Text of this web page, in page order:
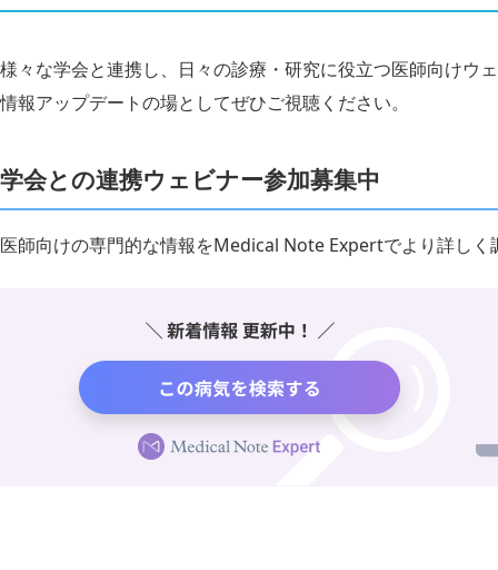
様々な学会と連携し、日々の診療・研究に役立つ医師向けウ
情報アップデートの場としてぜひご視聴ください。
学会との連携ウェビナー参加募集中
医師向けの専門的な情報をMedical Note Expertでより詳しく